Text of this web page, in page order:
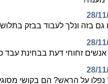
28/
גם בזה ונלך לעבוד בבזק בתלוש
28/
זחוחי דעת בבחינת עבד
28/
על הראש? הם בקושי